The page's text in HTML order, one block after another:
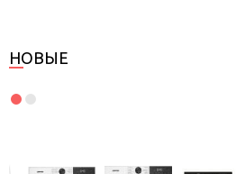
НОВЫЕ